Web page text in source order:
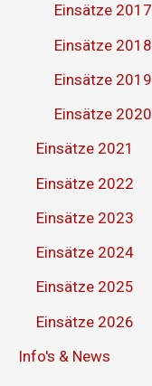
Einsätze 2017
Einsätze 2018
Einsätze 2019
Einsätze 2020
Einsätze 2021
Einsätze 2022
Einsätze 2023
Einsätze 2024
Einsätze 2025
Einsätze 2026
Info's & News